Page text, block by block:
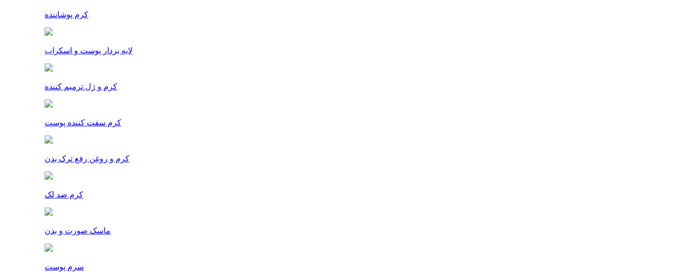
کرم پوشاننده
لایه بردار پوست و اسکراب
کرم و ژل ترمیم کننده
کرم سفت کننده پوست
کرم و روغن رفع ترک بدن
کرم ضد لک
ماسک صورت و بدن
سرم پوست